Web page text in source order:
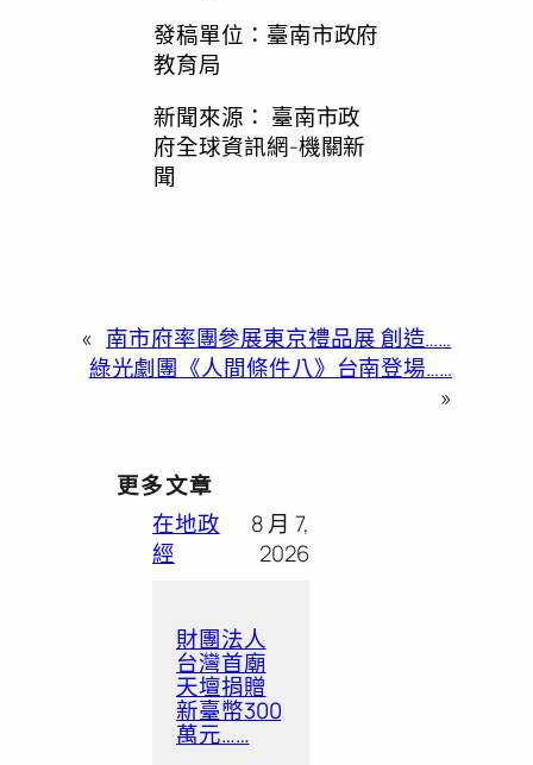
發稿單位：臺南市政府
教育局
新聞來源： 臺南市政
府全球資訊網-機關新
聞
« 南市府率團參展東京禮品展 創造……
綠光劇團《人間條件八》台南登場……
»
更多文章
在地政
經
8 月 7,
2026
財團法人
台灣首廟
天壇捐贈
新臺幣300
萬元……